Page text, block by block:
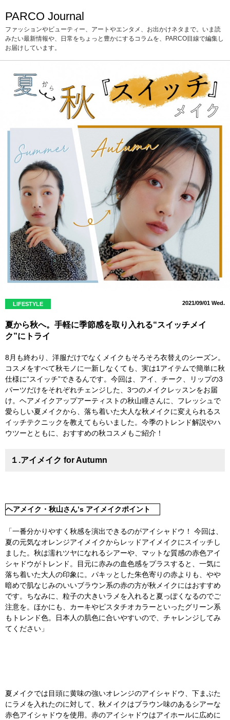
PARCO Journal
ファッションやビューティー、アートやエンタメ、お出かけネタまで。いま読
みたい最新情報や、日常をちょっと豊かにするコラムを、PARCO目線で編集し
お届けしています。
LIFESTYLE 2021/09/01 Wed.
夏から秋へ。手軽に季節感を取り入れる“スイッチメイ
ク”にトライ
8月も終わり、洋服だけでなくメイクもそろそろ衣替えのシーズン。
コスメをすべて秋モノに一新しなくても、実は1アイテムで簡単に秋
仕様に“スイッチ”できるんです。今回は、アイ、チーク、リップの3
パーツだけをそれぞれチェンジした、3つのメイクレッスンをお届
け。ヘアメイクアップアーティストの秋山瞳さんに、フレッシュで
愛らしい夏メイクから、落ち着いた大人な秋メイクに変えられるス
イッチテクニックを教えてもらいました。今季のトレンド解説やハ
ウツーとともに、おすすめの秋コスメもご紹介！
１.アイメイク for Autumn
ヘアメイク・秋山さん’s アイメイクポイント
「一番分かりやすく秋感を演出できるのがアイシャドウ！ 今回は、
夏の元気なオレンジアイメイクからレッドアイメイクにスイッチし
ました。秋は濡れツヤになれるシアーや、マットな質感の赤色アイ
シャドウがトレンド。目元に赤みの血色感をプラスすると、一気に
落ち着いた大人の印象に。パキッとした朱色寄りの赤よりも、やや
暗めで肌なじみのいいブラウン系の赤の方が秋メイクにはおすすめ
です。ちなみに、粒子の大きいラメを入れると夏っぽくなるのでご
注意を。ほかにも、カーキやピスタチオカラーといったグリーン系
もトレンド色。日本人の肌色に合いやすいので、チャレンジしてみ
てください」
夏メイクでは目頭に黄味の強いオレンジのアイシャドウ、下まぶた
にラメを入れたのに対して、秋メイクはブラウン味のあるシアーな
赤色アイシャドウを使用。赤のアイシャドウはアイホールに広めに